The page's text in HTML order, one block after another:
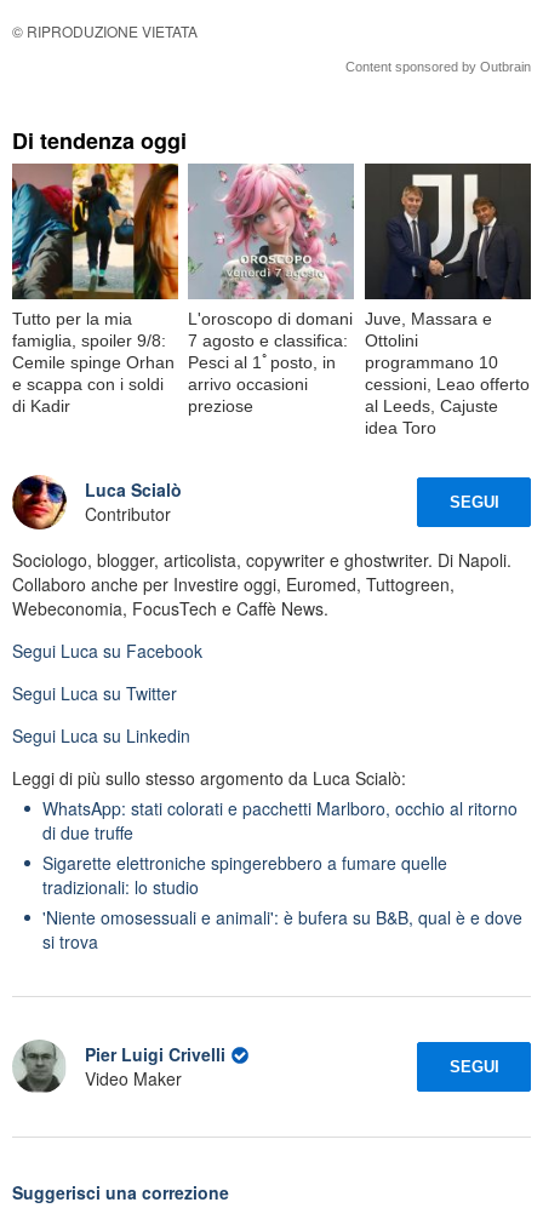
© RIPRODUZIONE VIETATA
Content sponsored by Outbrain
Di tendenza oggi
Tutto per la mia
famiglia, spoiler 9/8:
Cemile spinge Orhan
e scappa con i soldi
di Kadir
L'oroscopo di domani
7 agosto e classifica:
Pesci al 1ﾟposto, in
arrivo occasioni
preziose
Juve, Massara e
Ottolini
programmano 10
cessioni, Leao offerto
al Leeds, Cajuste
idea Toro
Luca Scialò
Contributor
SEGUI
Sociologo, blogger, articolista, copywriter e ghostwriter. Di Napoli.
Collaboro anche per Investire oggi, Euromed, Tuttogreen,
Webeconomia, FocusTech e Caffè News.
Segui Luca su Facebook
Segui Luca su Twitter
Segui Luca su Linkedin
Leggi di più sullo stesso argomento da Luca Scialò:
WhatsApp: stati colorati e pacchetti Marlboro, occhio al ritorno
di due truffe
Sigarette elettroniche spingerebbero a fumare quelle
tradizionali: lo studio
'Niente omosessuali e animali': è bufera su B&B, qual è e dove
si trova
Pier Luigi Crivelli
Video Maker
SEGUI
Suggerisci una correzione